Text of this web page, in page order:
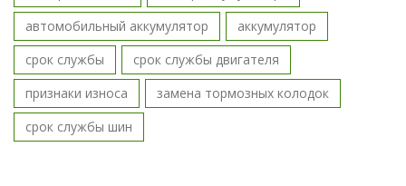
автомобильный аккумулятор
аккумулятор
срок службы
срок службы двигателя
признаки износа
замена тормозных колодок
срок службы шин